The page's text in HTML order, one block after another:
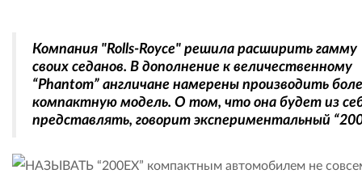
Компания "Rolls-Royce" решила расширить гамму
своих седанов. В дополнение к величественному
“Phantom” англичане намерены производить
компактную модель. О том, что она будет из
представлять, говорит экспериментальный
НАЗЫВАТЬ “200ЕХ” компактным автомобилем не